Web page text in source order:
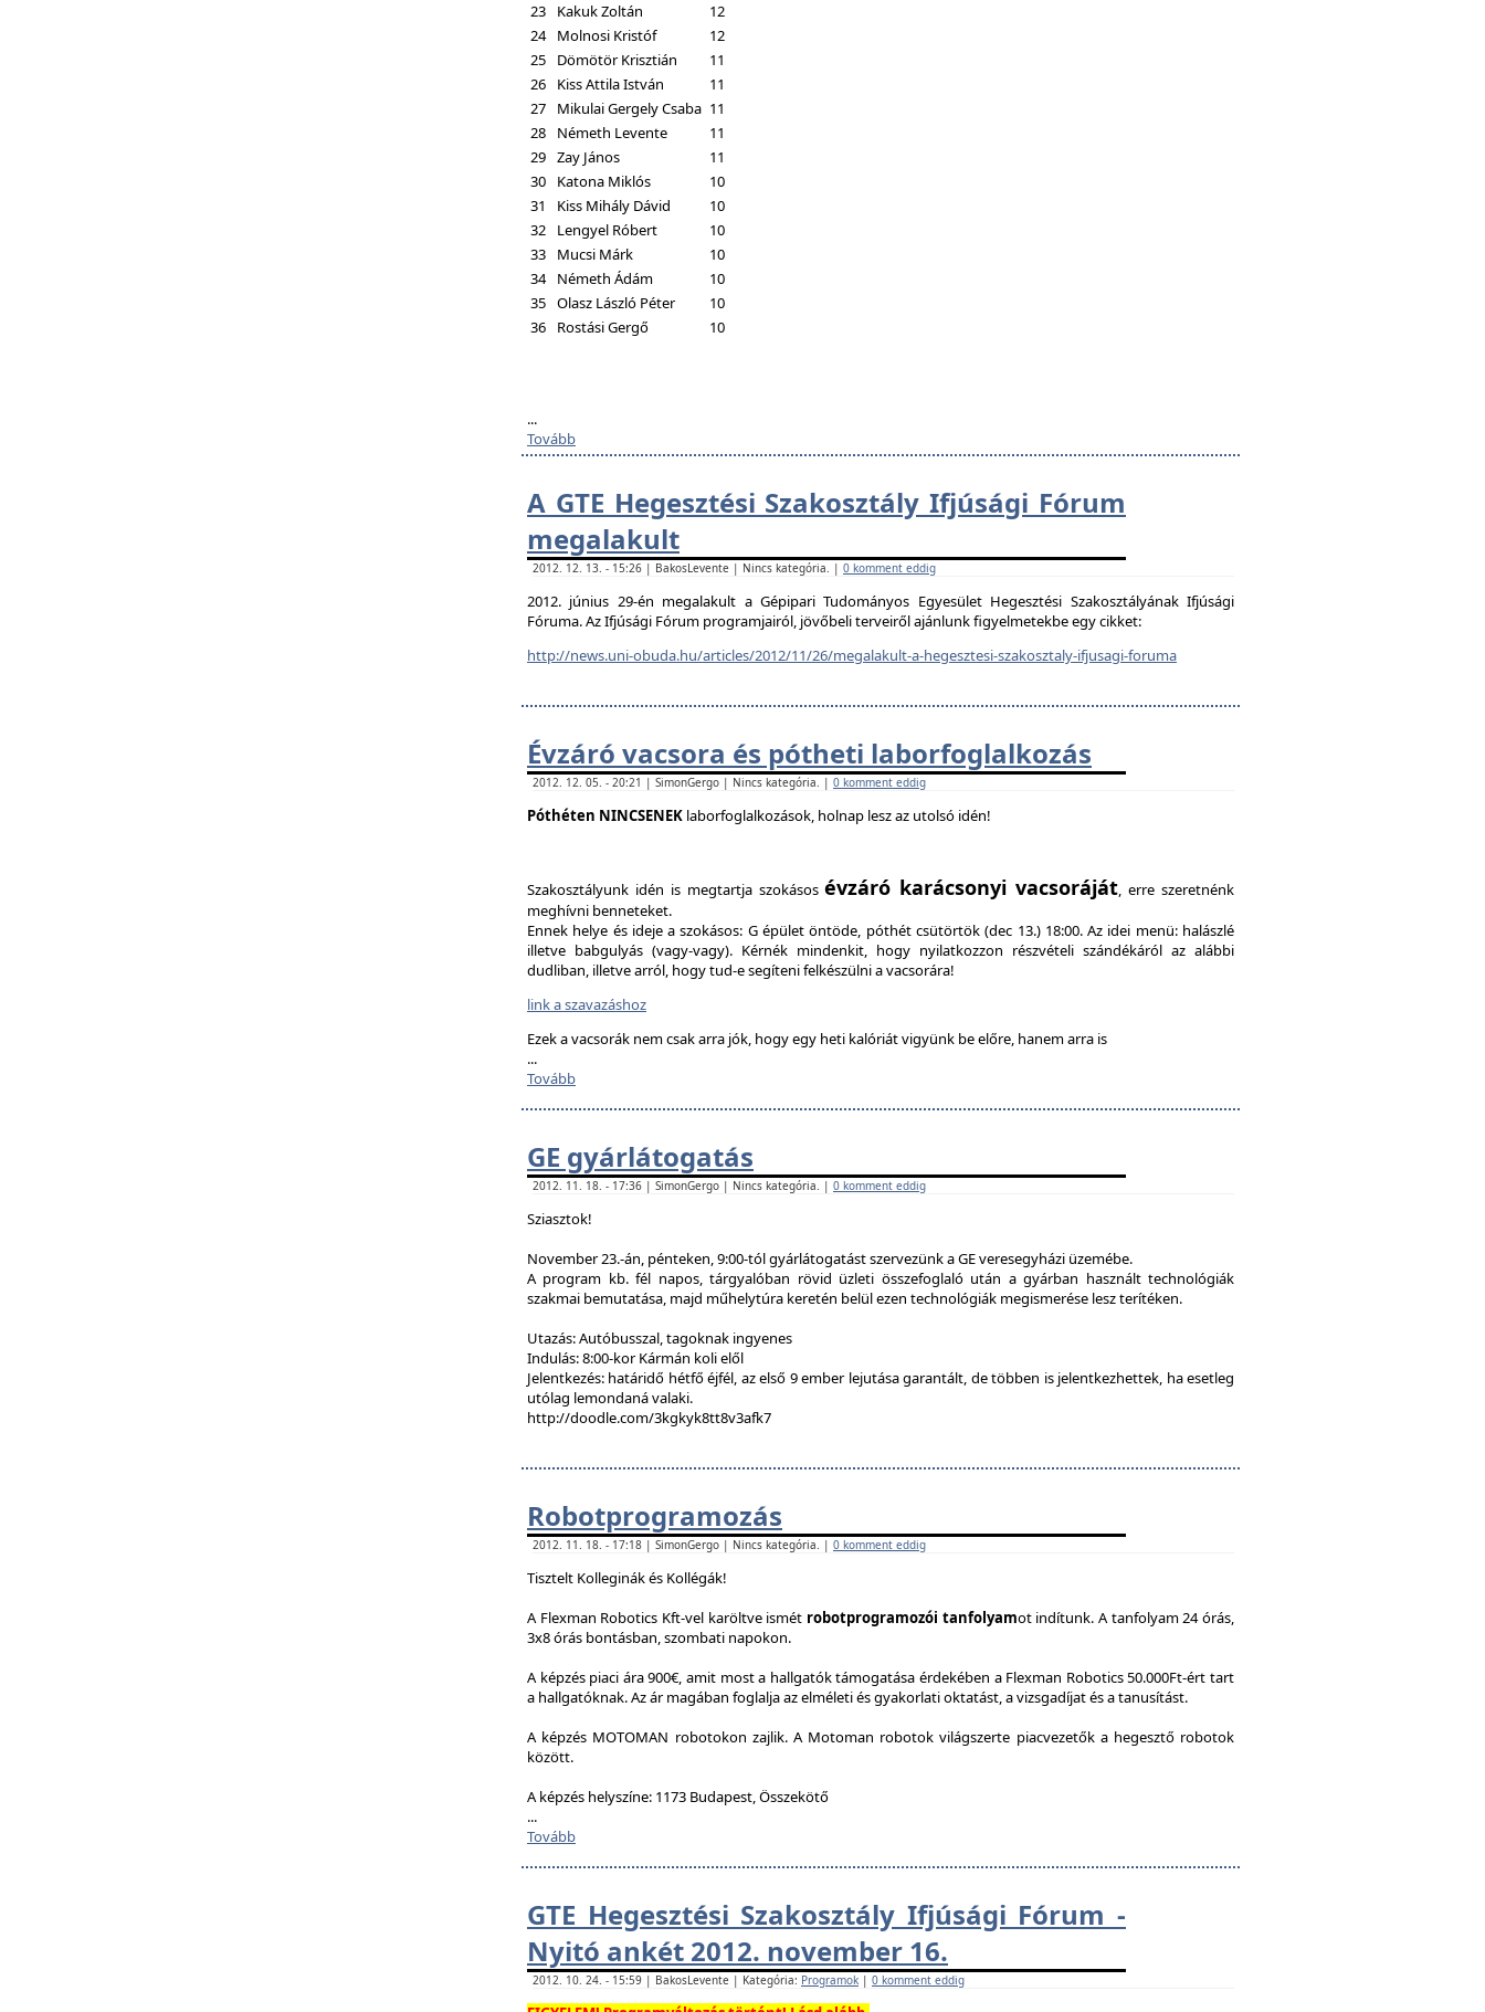
23
Kakuk Zoltán
12
24
Molnosi Kristóf
12
25
Dömötör Krisztián
11
26
Kiss Attila István
11
27
Mikulai Gergely Csaba 11
28
Németh Levente
11
29 Zay János
11
30
Katona Miklós
10
31
Kiss Mihály Dávid
10
32
Lengyel Róbert
10
33
Mucsi Márk
10
34
Németh Ádám
10
35 Olasz László Péter
10
36
Rostási Gergő 10
...
Tovább
A GTE Hegesztési Szakosztály Ifjúsági Fórum
megalakult
2012. 12. 13. - 15:26 | BakosLevente | Nincs kategória. | 0 komment eddig
2012. június 29-én megalakult a Gépipari Tudományos Egyesület Hegesztési Szakosztályának Ifjúsági
Fóruma. Az Ifjúsági Fórum programjairól, jövőbeli terveiről ajánlunk figyelmetekbe egy cikket:
http://news.uni-obuda.hu/articles/2012/11/26/megalakult-a-hegesztesi-szakosztaly-ifjusagi-foruma
Évzáró vacsora és pótheti laborfoglalkozás
2012. 12. 05. - 20:21 | SimonGergo | Nincs kategória. | 0 komment eddig
Póthéten NINCSENEK laborfoglalkozások, holnap lesz az utolsó idén!
Szakosztályunk idén is megtartja szokásosévzáró karácsonyi vacsoráját, erre szeretnénk
meghívni benneteket.
Ennek helye és ideje a szokásos: G épület öntöde, póthét csütörtök (dec 13.) 18:00. Az idei menü: halászlé
illetve babgulyás (vagy-vagy). Kérnék mindenkit, hogy nyilatkozzon részvételi szándékáról az alábbi
dudliban, illetve arról, hogy tud-e segíteni felkészülni a vacsorára!
link a szavazáshoz
Ezek a vacsorák nem csak arra jók, hogy egy heti kalóriát vigyünk be előre, hanem arra is
...
Tovább
GE gyárlátogatás
2012. 11. 18. - 17:36 | SimonGergo | Nincs kategória. | 0 komment eddig
Sziasztok!
November 23.-án, pénteken, 9:00-tól gyárlátogatást szervezünk a GE veresegyházi üzemébe.
A program kb. fél napos, tárgyalóban rövid üzleti összefoglaló után a gyárban használt technológiák
szakmai bemutatása, majd műhelytúra keretén belül ezen technológiák megismerése lesz terítéken.
Utazás: Autóbusszal, tagoknak ingyenes
Indulás: 8:00-kor Kármán koli elől
Jelentkezés: határidő hétfő éjfél, az első 9 ember lejutása garantált, de többen is jelentkezhettek, ha esetleg
utólag lemondaná valaki.
http://doodle.com/3kgkyk8tt8v3afk7
Robotprogramozás
2012. 11. 18. - 17:18 | SimonGergo | Nincs kategória. | 0 komment eddig
Tisztelt Kolleginák és Kollégák!
A Flexman Robotics Kft-vel karöltve ismét robotprogramozói tanfolyamot indítunk. A tanfolyam 24 órás,
3x8 órás bontásban, szombati napokon.
A képzés piaci ára 900€, amit most a hallgatók támogatása érdekében a Flexman Robotics 50.000Ft-ért tart
a hallgatóknak. Az ár magában foglalja az elméleti és gyakorlati oktatást, a vizsgadíjat és a tanusítást.
A képzés MOTOMAN robotokon zajlik. A Motoman robotok világszerte piacvezetők a hegesztő robotok
között.
A képzés helyszíne: 1173 Budapest, Összekötő
...
Tovább
GTE Hegesztési Szakosztály Ifjúsági Fórum -
Nyitó ankét 2012. november 16.
2012. 10. 24. - 15:59 | BakosLevente | Kategória: Programok | 0 komment eddig